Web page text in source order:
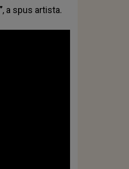
, a spus artista.